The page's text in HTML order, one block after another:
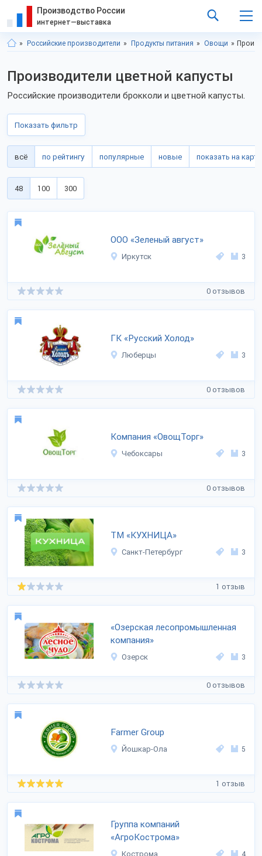
Производство России
интернет—выставка
Российские производители Продукты питания Овощи
Производители цветной капусты
Российские производители брокколи и цветной капусты.
Показать фильтр
всё по рейтингу популярные новые показать на карте
48 100 300
ООО «Зеленый август»
Иркутск 3
0 отзывов
ГК «Русский Холод»
Люберцы 3
0 отзывов
Компания «ОвощТорг»
Чебоксары 3
0 отзывов
ТМ «КУХНИЦА»
Санкт-Петербург 3
1 отзыв
«Озерская лесопромышленная
компания»
Озерск 3
0 отзывов
Farmer Group
Йошкар-Ола 5
1 отзыв
Группа компаний
«АгроКострома»
Кострома 4